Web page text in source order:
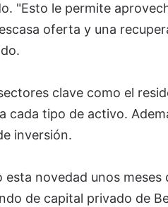
"Esto le permite
oferta y una
clave como el
cada tipo de activo.
inversión.
novedad unos meses
de capital privado de